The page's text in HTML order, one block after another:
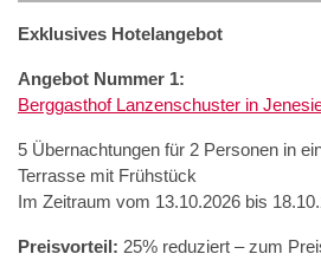
Exklusives Hotelangebot
Angebot Nummer 1:
Berggasthof Lanzenschuster in
5 Übernachtungen für 2 Personen in
Terrasse mit Frühstück
Im Zeitraum vom 13.10.2026 bis
Preisvorteil: 25% reduziert – zum